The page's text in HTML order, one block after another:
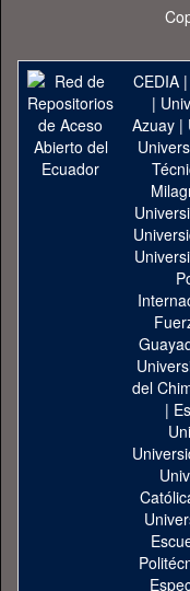
CEDIA|
|
Azuay|
del
|